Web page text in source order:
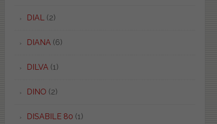
DIAL(2)
DIANA(6)
DILVA(1)
DINO (2)
DISABILE 80 (1)